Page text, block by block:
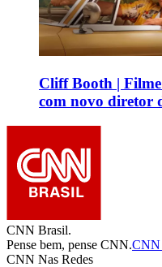
Cliff Booth |
com novo diretor
CNN Brasil.
Pense bem, pense CNN.
CNN Nas Redes